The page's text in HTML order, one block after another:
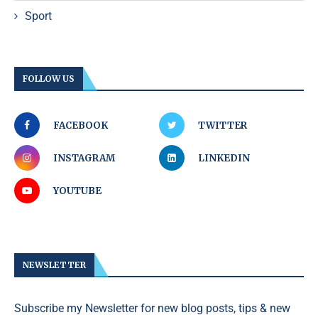
Sport
FOLLOW US
FACEBOOK TWITTER
INSTAGRAM LINKEDIN
YOUTUBE
NEWSLETTER
Subscribe my Newsletter for new blog posts, tips & new